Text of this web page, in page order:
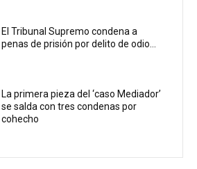
El Tribunal Supremo condena a
penas de prisión por delito de odio...
La primera pieza del ‘caso Mediador’
se salda con tres condenas por
cohecho